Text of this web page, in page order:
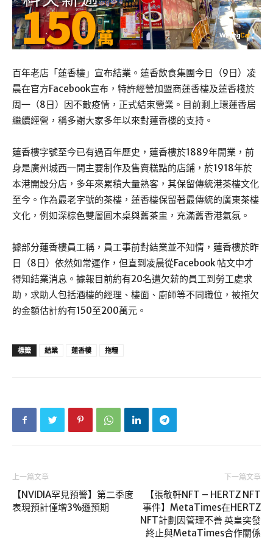
百年老店「蓮香樓」宣布結業。蓮香飲食集團今日（9日）凌
晨在官方Facebook宣布，特許經營加盟商蓮香樓及蓮香棧於
周一（8日）因不敵疫情，正式結束營業。目前剩上環蓮香居
繼續經營，稱多謝大家多年以來對蓮香樓的支持。
蓮香樓字號至今已有過百年歷史，蓮香樓於1889年開業，前
身是廣州城西一間主要制作及售賣糕點的店鋪，於1918年於
本港開設分店，多年來累積大量熟客，其保留傳統港茶樓文化
至今。作為最老字號的茶樓，蓮香樓保留著最傳統的廣東茶樓
文化，例如深棕色雙層圓木桌與舊茶盅，充滿舊香港氣氛。
據部分蓮香樓員工稱，員工事前對結業並不知情，蓮香樓於昨
日（8日）依然如常運作，但直到凌晨從Facebook 帖文中才
得知結業消息。據報目前約有20名遭欠薪的員工到勞工處求
助，求助人包括酒樓的經理、樓面、廚師等不同職位，被拖欠
的金額估計約有150至200萬元。
標籤 結業 蓮香樓 拖糧
上一篇文章
【NVIDIA罕見預警】第二季度
表現預計僅增3%遜預期
下一篇文章
【張敬軒NFT – HERTZ NFT
事件】MetaTimes在HERTZ
NFT計劃因管理不善 英皇突發
終止與MetaTimes合作關係